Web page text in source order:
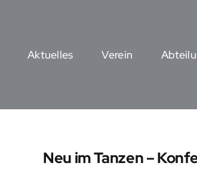
Aktuelles Verein
Neu im Tanzen –